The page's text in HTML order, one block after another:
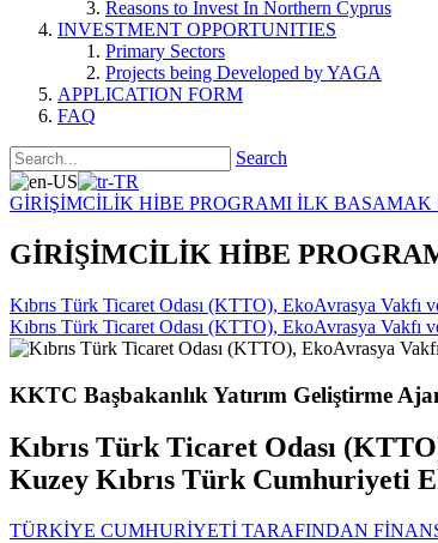
Reasons to Invest In Northern Cyprus
INVESTMENT OPPORTUNITIES
Primary Sectors
Projects being Developed by YAGA
APPLICATION FORM
FAQ
Search
GİRİŞİMCİLİK HİBE PROGRAMI İLK
GİRİŞİMCİLİK HİBE
Kıbrıs Türk Ticaret Odası (KTTO), EkoAvrasya
Kıbrıs Türk Ticaret Odası (KTTO), EkoAvrasya
KKTC Başbakanlık Yatırım Geliştirme
Kıbrıs Türk Ticaret Odası
Kuzey Kıbrıs Türk Cumhuriyeti
TÜRKİYE CUMHURİYETİ TARAFINDAN